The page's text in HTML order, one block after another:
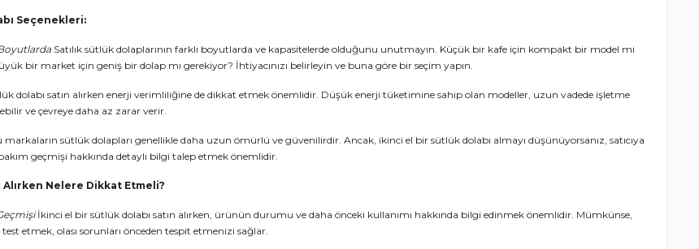
Seçenekleri:
Satılık sütlük dolaplarının farklı boyutlarda ve kapasitelerde olduğunu unutmayın. Küçük bir kafe için kompakt bir model mi
bir market için geniş bir dolap mı gerekiyor? İhtiyacınızı belirleyin ve buna göre bir seçim yapın.
dolabı satın alırken enerji verimliliğine de dikkat etmek önemlidir. Düşük enerji tüketimine sahip olan modeller, uzun vadede işletme
ve çevreye daha az zarar verir.
sütlük dolapları genellikle daha uzun ömürlü ve güvenilirdir. Ancak, ikinci el bir sütlük dolabı almayı düşünüyorsanız, satıcıya
geçmişi hakkında detaylı bilgi talep etmek önemlidir.
Alırken Nelere Dikkat Etmeli?
İkinci el bir sütlük dolabı satın alırken, ürünün durumu ve daha önceki kullanımı hakkında bilgi edinmek önemlidir. Mümkünse,
etmek, olası sorunları önceden tespit etmenizi sağlar.